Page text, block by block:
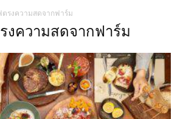
ตรงความสดจากฟาร์ม
งความสดจากฟาร์ม